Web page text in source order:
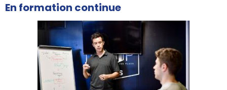
En formation continue